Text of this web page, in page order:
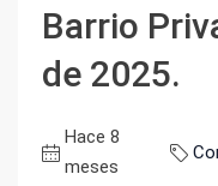
Barrio
de 2025.
Hace 8
meses